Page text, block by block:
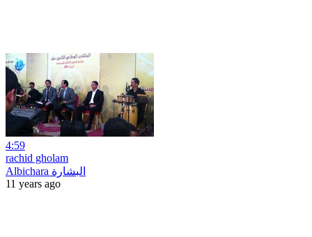
4:59
rachid gholam
Albichara البشارة
11 years ago